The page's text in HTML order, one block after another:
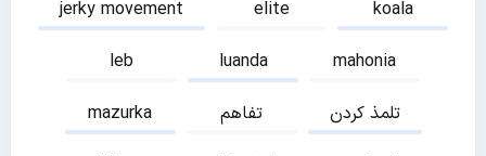
jerky movement
elite
koala
leb
luanda
mahonia
mazurka
تفاهم
تلمذ کردن